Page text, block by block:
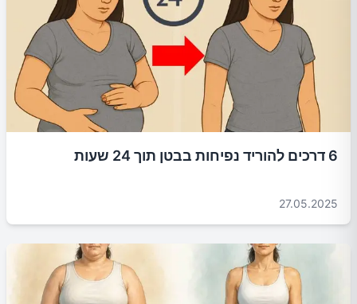
6 דרכים להוריד נפיחות בבטן תוך 24 שעות
27.05.2025